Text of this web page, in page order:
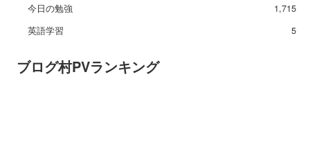
今日の勉強
1,715
英語学習
5
ブログ村PVランキング